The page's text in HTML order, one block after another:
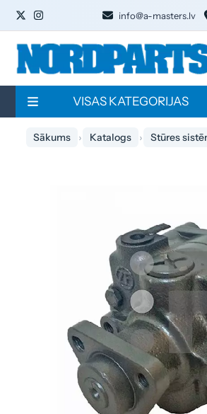
info@a-masters.lv
VISAS KATEGORIJAS
Sākums Katalogs Stūres